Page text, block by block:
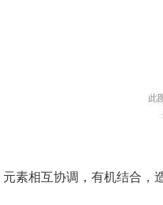
素相互协调，有机结合